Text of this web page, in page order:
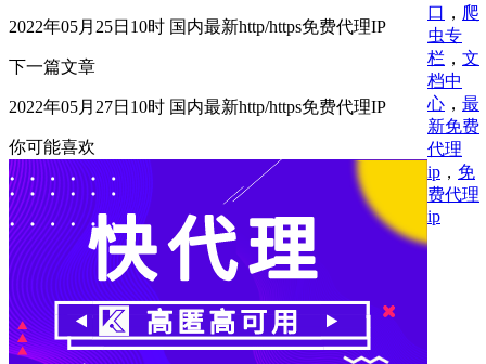
2022年05月25日10时 国内最新http/https免费代理IP
下一篇文章
2022年05月27日10时 国内最新http/https免费代理IP
你可能喜欢
口 ， 爬
虫专
栏 ， 文
档中
心 ， 最
新免费
代理
ip ， 免
费代理
ip